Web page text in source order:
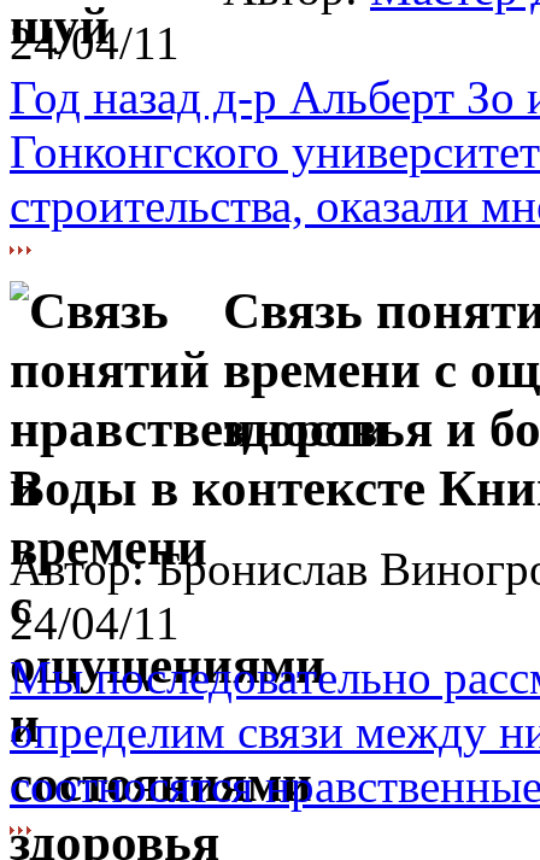
24/04/11
Год назад д-р Альберт
Гонконгского
строительства, оказали
Связь
времени с
здоровья и
Воды в контексте
Автор: Бронислав
24/04/11
Мы последовательно
определим связи между
соотносятся